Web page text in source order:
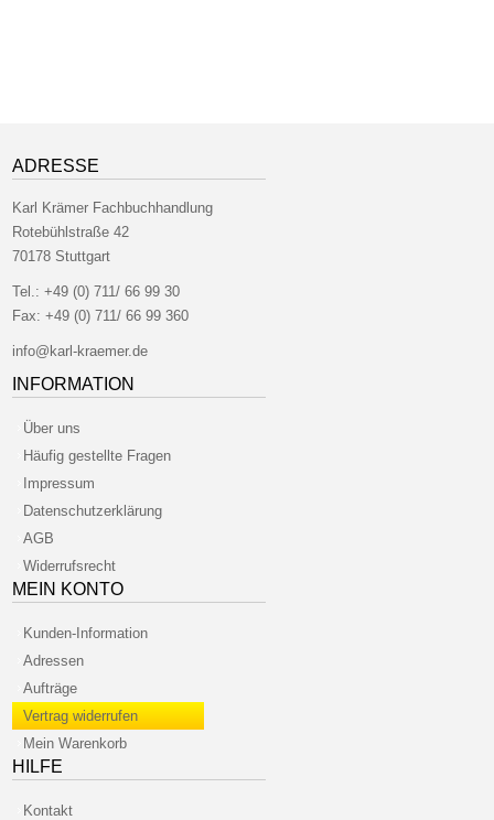
ADRESSE
Karl Krämer Fachbuchhandlung
Rotebühlstraße 42
70178 Stuttgart
Tel.:+49 (0) 711/ 66 99 30
Fax: +49 (0) 711/ 66 99 360
info@karl-kraemer.de
INFORMATION
Über uns
Häufig gestellte Fragen
Impressum
Datenschutzerklärung
AGB
Widerrufsrecht
MEIN KONTO
Kunden-Information
Adressen
Aufträge
Vertrag widerrufen
Mein Warenkorb
HILFE
Kontakt